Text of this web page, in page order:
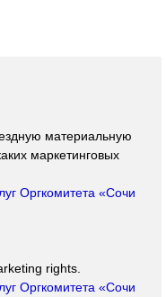
материальную
маркетинговых
Оргкомитета «Сочи
rights.
Оргкомитета «Сочи